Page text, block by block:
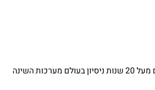
מנהל המותג בחברת ליילאקס עם מעל 20 שנות ניסיון בעולם מערכות השינה